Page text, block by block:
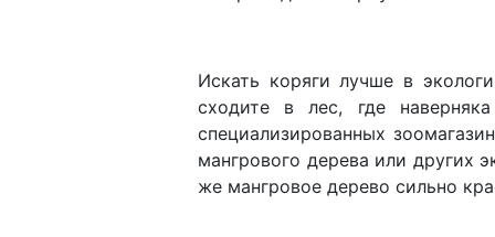
Искать коряги лучше в
сходите в лес, где
специализированных
мангрового дерева или других
же мангровое дерево сильно